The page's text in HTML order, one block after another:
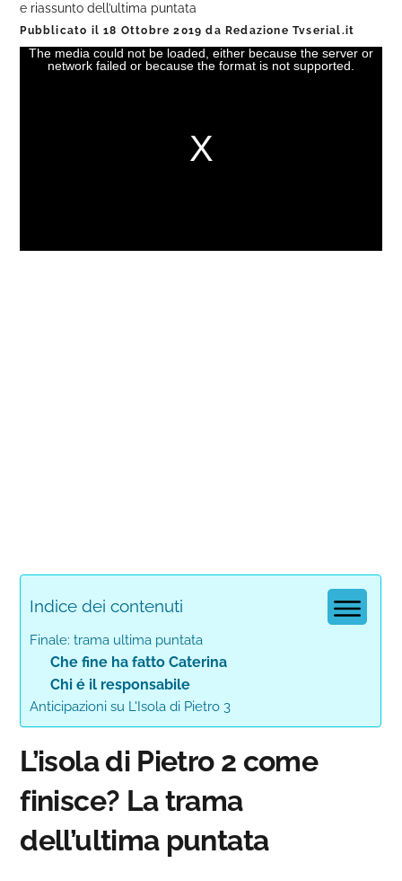
e riassunto dell’ultima puntata
Pubblicato il18 Ottobre 2019 da Redazione Tvserial.it
The media could not be loaded, either because the server or
network failed or because the format is not supported.
Indice dei contenuti
Finale: trama ultima puntata
Che fine ha fatto Caterina
Chi é il responsabile
Anticipazioni su L'Isola di Pietro 3
L’isola di Pietro 2 come
finisce? La trama
dell’ultima puntata